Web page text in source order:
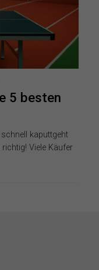
5 besten
kaputtgeht
Viele Käufer